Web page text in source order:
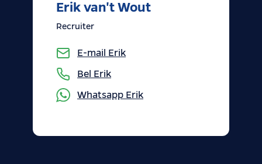
Erik van't Wout
Recruiter
E-mail Erik
Bel Erik
Whatsapp Erik